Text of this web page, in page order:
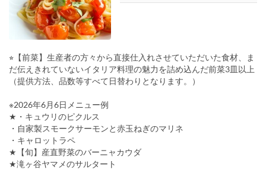
⭐︎【前菜】生産者の方々から直接仕入れさせていただいた食材、ま
だ伝えきれていないイタリア料理の魅力を詰め込んだ前菜3皿以上
（提供方法、品数等すべて日替わりとなります。）
※2026年6月6日メニュー例
★・キュウリのピクルス
・自家製スモークサーモンと赤玉ねぎのマリネ
・キャロットラペ
★【旬】産直野菜のバーニャカウダ
★滝ヶ谷ヤマメのサルタート